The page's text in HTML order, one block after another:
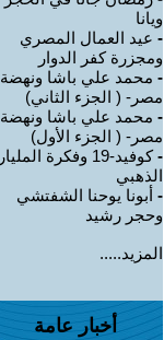
ويانا
- عيد العمال المصري
ومجزرة كفر الدوار
- محمد علي باشا ونهضة
مصر- ( الجزء الثاني)
- محمد علي باشا ونهضة
مصر- ( الجزء الأول)
-
كوفيد-19 وفكرة المليار
الذهبي
- أبونا يوحنا الشفتشي
وحجر رشيد
المزيد.....
أخبار عامة